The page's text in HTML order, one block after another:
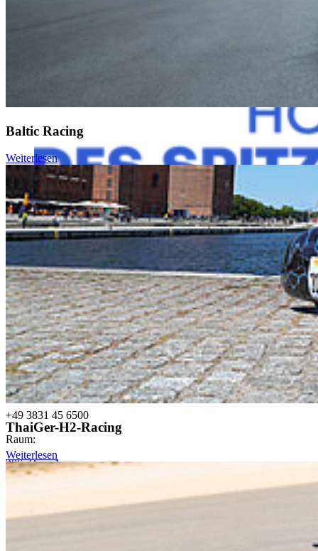
Baltic Racing
Weiterlesen
ThaiGer-H2-Racing
Weiterlesen
Prof. Dr. rer. pol.
Ralph Sonntag
Rektor
Tel:
+49 3831 45 6500
Raum:
206, Haus 1
Ralph.Sonntag@hochschule-stralsund.de